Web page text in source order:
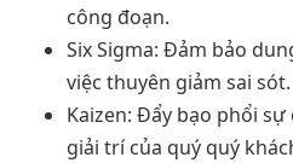
công đoạn.
Six Sigma: Đảm bảo
việc thuyên giảm sai sót.
Kaizen: Đẩy bạo phổi
giải trí của quý quý